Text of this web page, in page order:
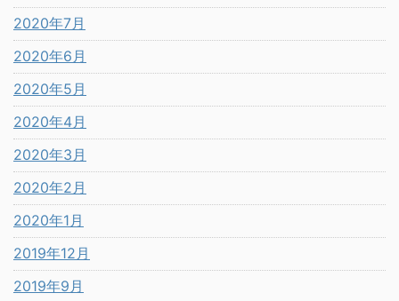
2020年7月
2020年6月
2020年5月
2020年4月
2020年3月
2020年2月
2020年1月
2019年12月
2019年9月